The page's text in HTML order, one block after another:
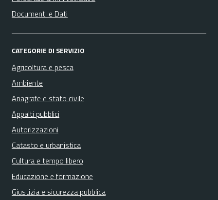
Documenti e Dati
CATEGORIE DI SERVIZIO
Agricoltura e pesca
Ambiente
Anagrafe e stato civile
Appalti pubblici
Autorizzazioni
Catasto e urbanistica
Cultura e tempo libero
Educazione e formazione
Giustizia e sicurezza pubblica